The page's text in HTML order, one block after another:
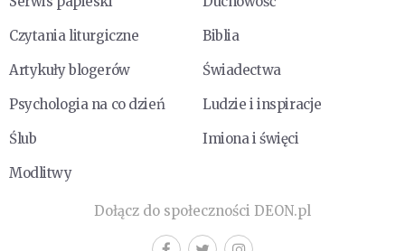
Czytania liturgiczne
Biblia
Artykuły blogerów
Świadectwa
Psychologia na co dzień
Ludzie i inspiracje
Ślub
Imiona i święci
Modlitwy
Dołącz do społeczności DEON.pl